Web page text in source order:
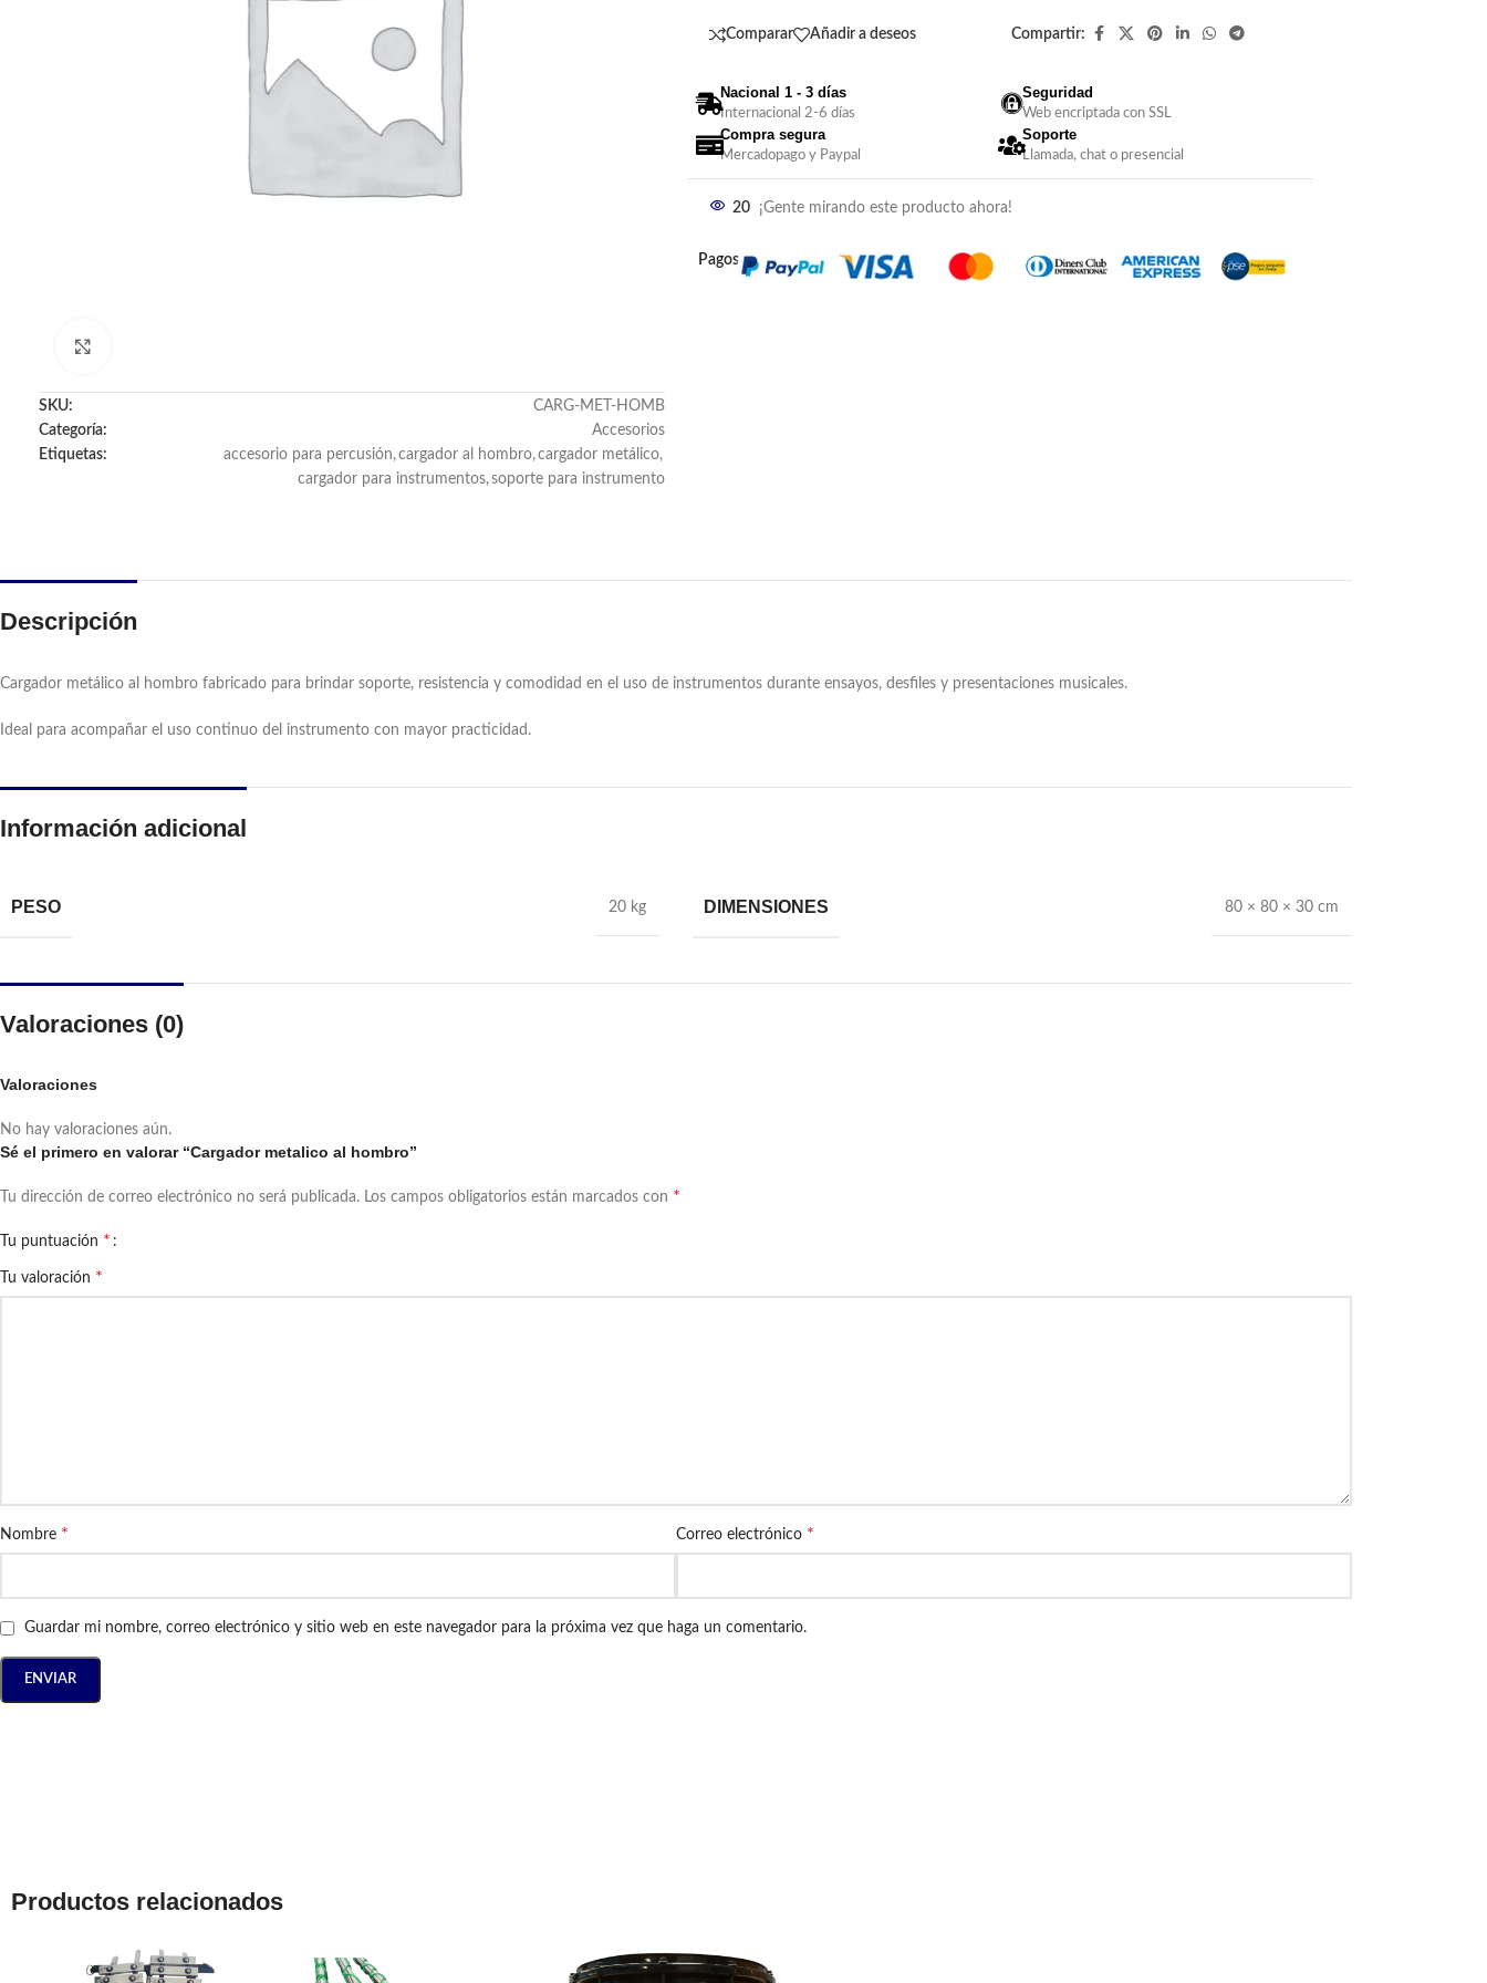
SKU:
CARG-MET-HOMB
Categoría:
Accesorios
Etiquetas:
accesorio para percusión,cargador al hombro,cargador metálico,
cargador para instrumentos,soporte para instrumento
Comparar Añadir a deseos Compartir:
Nacional 1 - 3 días
Internacional 2-6 días
Seguridad
Web encriptada con SSL
Compra segura
Mercadopago y Paypal
Soporte
Llamada, chat o presencial
20 ¡Gente mirando este producto ahora!
Pagos:
Descripción
Cargador metálico al hombro fabricado para brindar soporte, resistencia y comodidad en el uso de instrumentos durante ensayos, desfiles y presentaciones musicales.
Ideal para acompañar el uso continuo del instrumento con mayor practicidad.
Información adicional
PESO 20 kg DIMENSIONES 80 × 80 × 30 cm
Valoraciones (0)
Valoraciones
No hay valoraciones aún.
Sé el primero en valorar “Cargador metalico al hombro”
Tu dirección de correo electrónico no será publicada. Los campos obligatorios están marcados con *
Tu puntuación *
Tu valoración *
Nombre * Correo electrónico *
Guardar mi nombre, correo electrónico y sitio web en este navegador para la próxima vez que haga un comentario.
Productos relacionados